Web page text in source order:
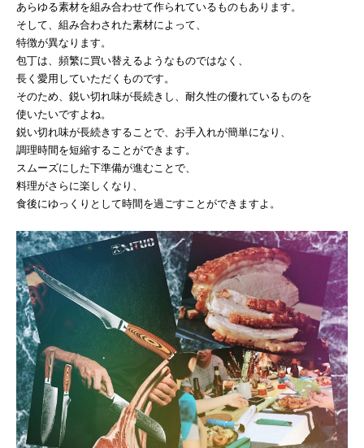
あらゆる素材を組み合わせて作られているものもあります。
そして、組み合わされた素材によって、
特徴が異なります。
包丁は、頻繁に買い替えるようなものではなく、
長く愛用していただくものです。
そのため、鋭い切れ味が長続きし、耐久性の優れているものを
使いたいですよね。
鋭い切れ味が長続きすることで、お手入れが簡単になり、
調理時間を短縮することができます。
スムーズにした下準備が進むことで、
料理がさらに楽しくなり、
食後にゆっくりとして時間を過ごすことができますよ。